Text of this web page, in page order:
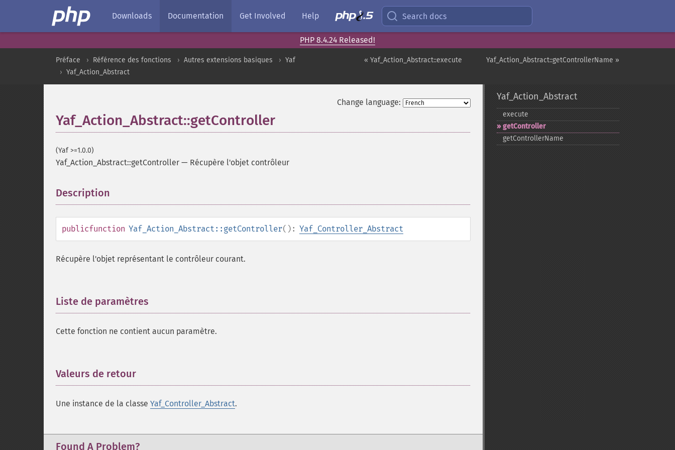
Downloads Documentation Get Involved Help Search docs
PHP 8.4.24 Released!
Yaf_Action_Abstract::getControllerName »
« Yaf_Action_Abstract::execute
Préface Référence des fonctions Autres extensions basiques
Yaf
Yaf_Action_Abstract
Change language:
Yaf_Action_Abstract::getController
(Yaf >=1.0.0)
Yaf_Action_Abstract::getController — Récupère l'objet contrôleur
Description
publicfunction Yaf_Action_Abstract::getController(): Yaf_Controller_Abstract
Récupère l'objet représentant le contrôleur courant.
Liste de paramètres
Cette fonction ne contient aucun paramètre.
Valeurs de retour
Une instance de la classe Yaf_Controller_Abstract.
Found A Problem?
Yaf_Action_Abstract
execute
getController
getControllerName